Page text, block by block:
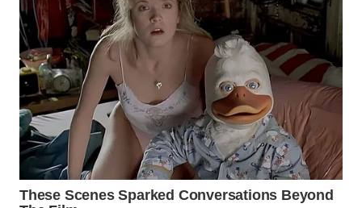
WN
GORONTALO
WN
SULUT
WN
MALUKU
WN